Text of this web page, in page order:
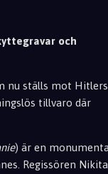
och
nu ställs mot Hitlers
tillvaro där
) är en
Regissören Nikita